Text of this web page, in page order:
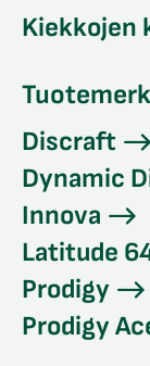
Kiekkojen
Discraft
Dynamic
Innova
Latitude
Prodigy
Prodigy